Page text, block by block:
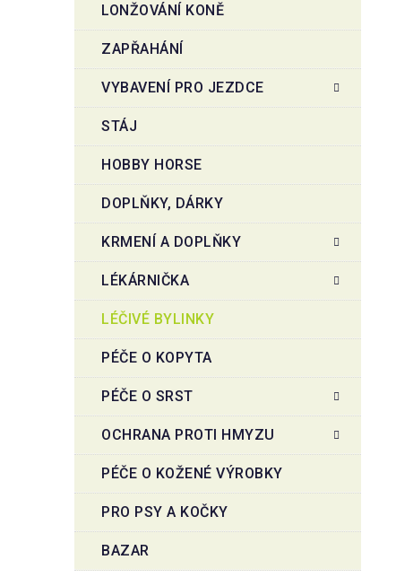
LONŽOVÁNÍ KONĚ
ZAPŘAHÁNÍ
VYBAVENÍ PRO JEZDCE
STÁJ
HOBBY HORSE
DOPLŇKY, DÁRKY
KRMENÍ A DOPLŇKY
LÉKÁRNIČKA
LÉČIVÉ BYLINKY
PÉČE O KOPYTA
PÉČE O SRST
OCHRANA PROTI HMYZU
PÉČE O KOŽENÉ VÝROBKY
PRO PSY A KOČKY
BAZAR